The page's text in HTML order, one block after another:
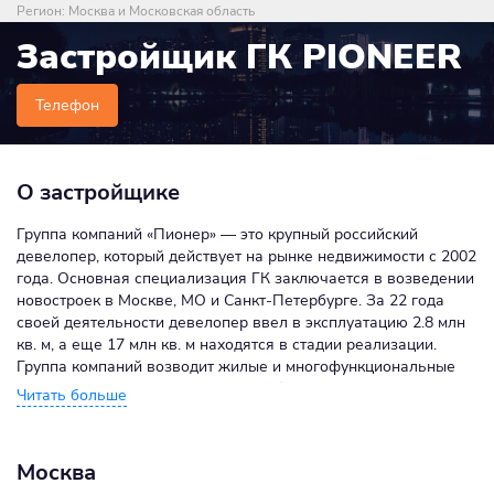
Регион: Москва и Московская область
Застройщик ГК PIONEER
Телефон
О застройщике
Группа компаний «Пионер» ― это крупный российский
девелопер, который действует на рынке недвижимости с 2002
года. Основная специализация ГК заключается в возведении
новостроек в Москве, МО и Санкт-Петербурге. За 22 года
своей деятельности девелопер ввел в эксплуатацию 2.8 млн
кв. м, а еще 17 млн кв. м находятся в стадии реализации.
Группа компаний возводит жилые и многофункциональные
комплексы в сегменте «комфорт», «бизнес», «элит» и
«премиум». Многие проекты от девелопера удостоились
открытием года по версии Urban Awards 2023 и Ostankino
Москва